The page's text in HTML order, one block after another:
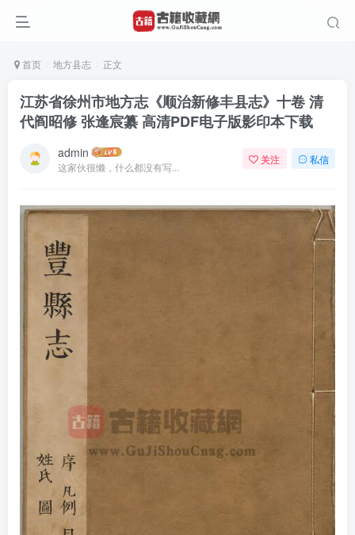
首页 地方县志 正文
江苏省徐州市地方志《顺治新修丰县志》十卷 清
代阎昭修 张逢宸纂 高清PDF电子版影印本下载
admin
这家伙很懒，什么都没有写...
关注 私信